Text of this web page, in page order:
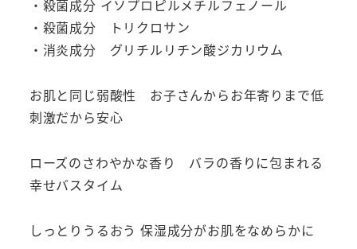
ボ
デ
ソ
ー
個
・殺菌成分 イソプロピルメチルフェノール
・殺菌成分 トリクロサン
・消炎成分 グリチルリチン酸ジカリウム
お肌と同じ弱酸性 お子さんからお年寄りまで低
刺激だから安心
ローズのさわやかな香り バラの香りに包まれる
幸せバスタイム
しっとりうるおう 保湿成分がお肌をなめらかに